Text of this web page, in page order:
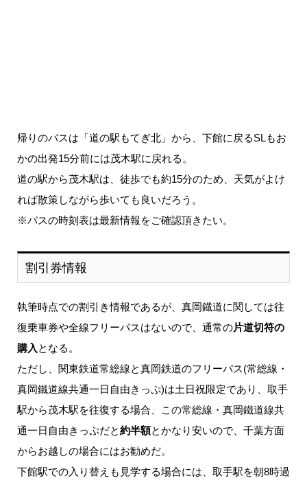
帰りのバスは「道の駅もてぎ北」から、下館に戻るSLもお
かの出発15分前には茂木駅に戻れる。
道の駅から茂木駅は、徒歩でも約15分のため、天気がよけ
れば散策しながら歩いても良いだろう。
※バスの時刻表は最新情報をご確認頂きたい。
割引券情報
執筆時点での割引き情報であるが、真岡鐡道に関しては往
復乗車券や全線フリーパスはないので、通常の片道切符の
購入 となる。
ただし、関東鉄道常総線と真岡鉄道のフリーパス(常総線・
真岡鐵道線共通一日自由きっぷ)は土日祝限定であり、取手
駅から茂木駅を往復する場合、この常総線・真岡鐵道線共
通一日自由きっぷだと約半額とかなり安いので、千葉方面
からお越しの場合にはお勧めだ。
下館駅での入り替えも見学する場合には、取手駅を朝8時過